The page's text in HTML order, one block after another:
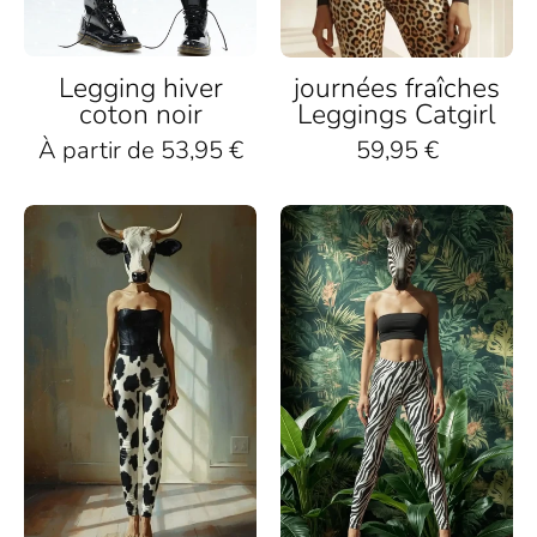
Schneelandschaft
Legging hiver
coton noir
À partir de 53,95 €
journées fraîches
Leggings Catgirl
59,95 €
Frau
mit
Kuhmaske
trägt
Cowgirl-
Leggings
mit
Kuhfleckenmuster
und
schwarzem
Top
Frau
mit
Zebrakopf
trägt
Zebra-
Muster
Leggings
und
schwarzes
Top
vor